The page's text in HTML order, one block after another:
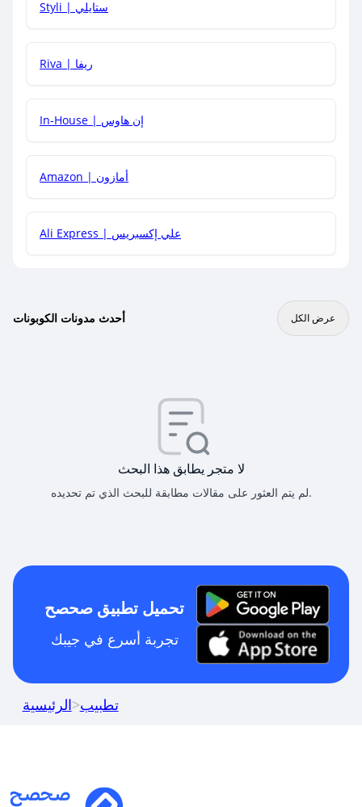
هل يمكنني جمع كود خصم مع العروض الأخرى؟
Styli | ستايلي
Riva | ريفا
In-House | إن هاوس
Amazon | أمازون
Ali Express | علي إكسبريس
أحدث مدونات الكوبونات عرض الكل
لا متجر يطابق هذا البحث
لم يتم العثور على مقالات مطابقة للبحث الذي تم تحديده.
تحميل تطبيق صحصح
تجربة أسرع في جيبك
الرئيسية>تطبيب